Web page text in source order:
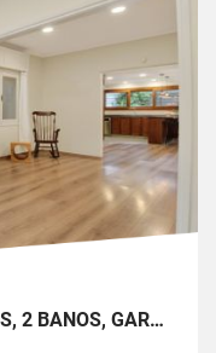
CASA EN VENTA 3 DORMITORIOS, 2 BAÑOS, GARAJE Y BARBACOA EN PRADO